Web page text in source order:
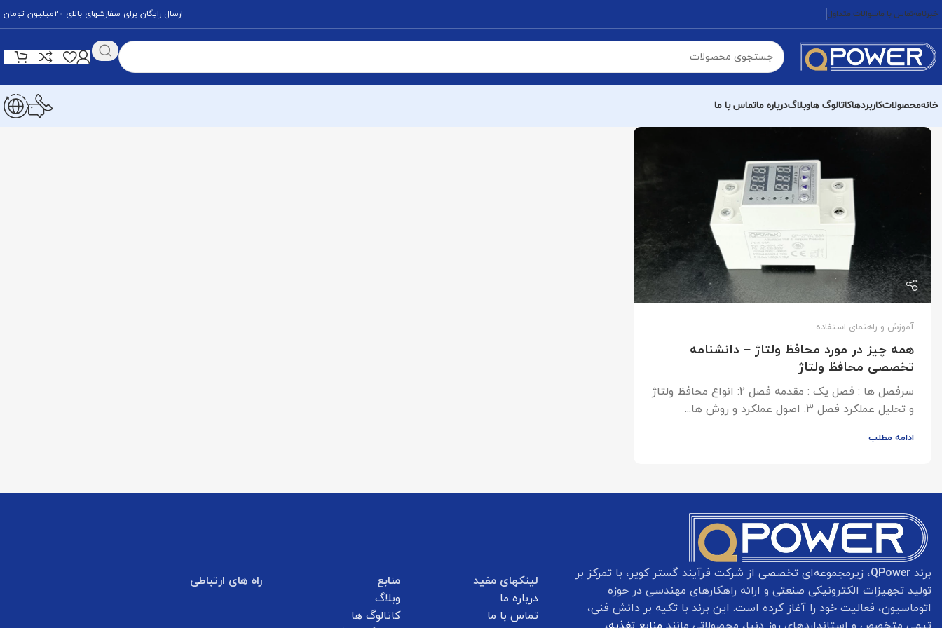
خبرنامهتماس با ماسوالات متداول ارسال رایگان برای سفارشهای بالای 20میلیون تومان
خانهمحصولاتکاربردهاکاتالوگ هاوبلاگدرباره ماتماس با ما
آموزش و راهنمای استفاده
همه چیز در مورد محافظ ولتاژ – دانشنامه
تخصصی محافظ ولتاژ
سرفصل ها : فصل یک : مقدمه فصل 2: انواع محافظ ولتاژ
و تحلیل عملکرد فصل 3: اصول عملکرد و روش ها...
ادامه مطلب
برند QPower، زیرمجموعه‌ای تخصصی از شرکت فرآیند گستر کویر، با تمرکز بر
تولید تجهیزات الکترونیکی صنعتی و ارائه راهکارهای مهندسی در حوزه
اتوماسیون، فعالیت خود را آغاز کرده است. این برند با تکیه بر دانش فنی،
لینکهای مفید
درباره ما
تماس با ما
منابع
وبلاگ
کاتالوگ ها
راه های ارتباطی